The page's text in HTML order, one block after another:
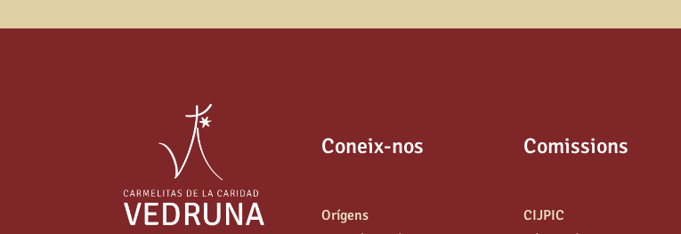
Coneix-nos
Orígens
Comissions
CIJPIC